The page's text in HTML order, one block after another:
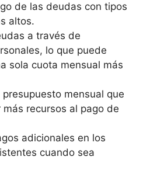
de las deudas con tipos
altos.
a través de
lo que puede
sola cuota mensual más
mensual que
recursos al pago de
adicionales en los
cuando sea